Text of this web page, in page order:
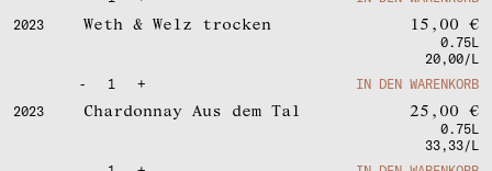
2023
Weth & Welz trocken 15,00 €
0.75L
20,00/L
-
1 +
IN DEN WARENKORB
2023
Chardonnay Aus dem Tal 25,00 €
0.75L
33,33/L